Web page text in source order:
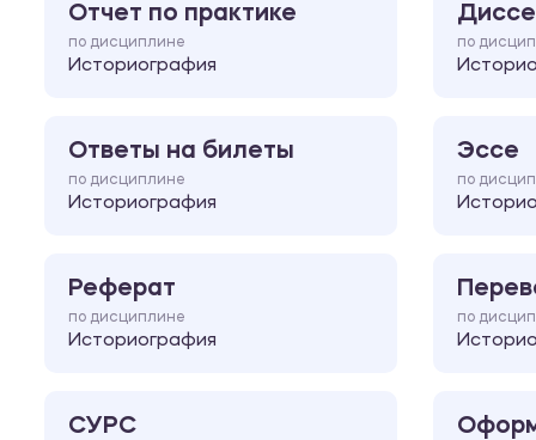
Отчет по практике
по дисциплине
Историография
по
Ответы на билеты
по дисциплине
Историография
Эссе
по
Реферат
по дисциплине
Историография
по
СУРС